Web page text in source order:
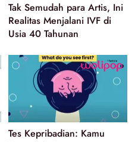
Tak Semudah para Artis, Ini
Realitas Menjalani IVF di
Usia 40 Tahunan
Tes Kepribadian: Kamu